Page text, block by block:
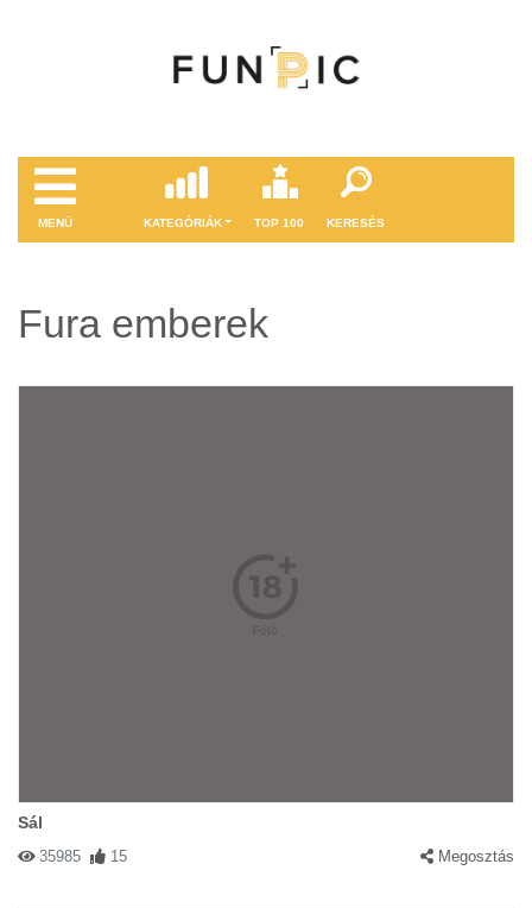
MENÜ KATEGÓRIÁK TOP 100 KERESÉS
Fura emberek
Sál
35985 15 Megosztás